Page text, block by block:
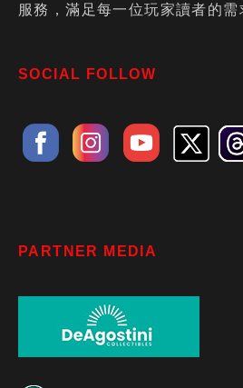
服務，滿足每一位玩家讀者的需
SOCIAL FOLLOW
PARTNER MEDIA